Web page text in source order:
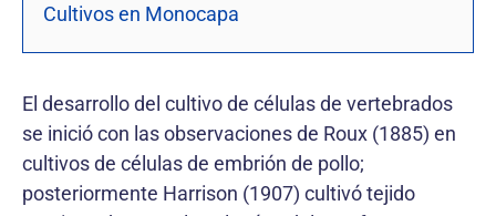
Cultivos en Monocapa
El desarrollo del cultivo de células de vertebrados
se inició con las observaciones de Roux (1885) en
cultivos de células de embrión de pollo;
posteriormente Harrison (1907) cultivó tejido